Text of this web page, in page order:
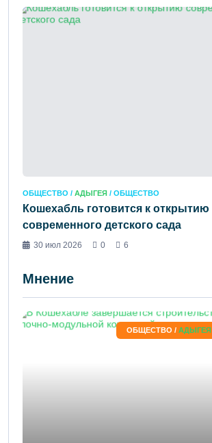
ОБЩЕСТВО / АДЫГЕЯ / ОБЩЕСТВО
Кошехабль готовится к открытию
современного детского сада
30 июл 2026 0 6
Мнение
ОБЩЕСТВО / АДЫГЕЯ